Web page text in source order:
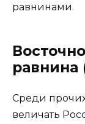
равнинами.
равнина
Среди
величать